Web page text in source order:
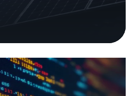
dei software